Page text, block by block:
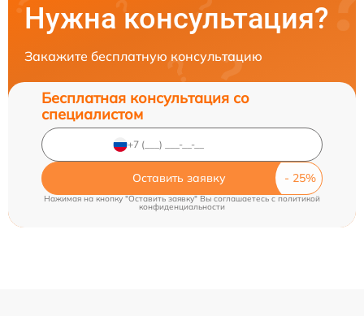
Нужна консультация?
Закажите бесплатную консультацию
Бесплатная консультация со
специалистом
Оставить заявку
Нажимая на кнопку "Оставить заявку" Вы соглашаетесь cполитикой
конфиденциальности